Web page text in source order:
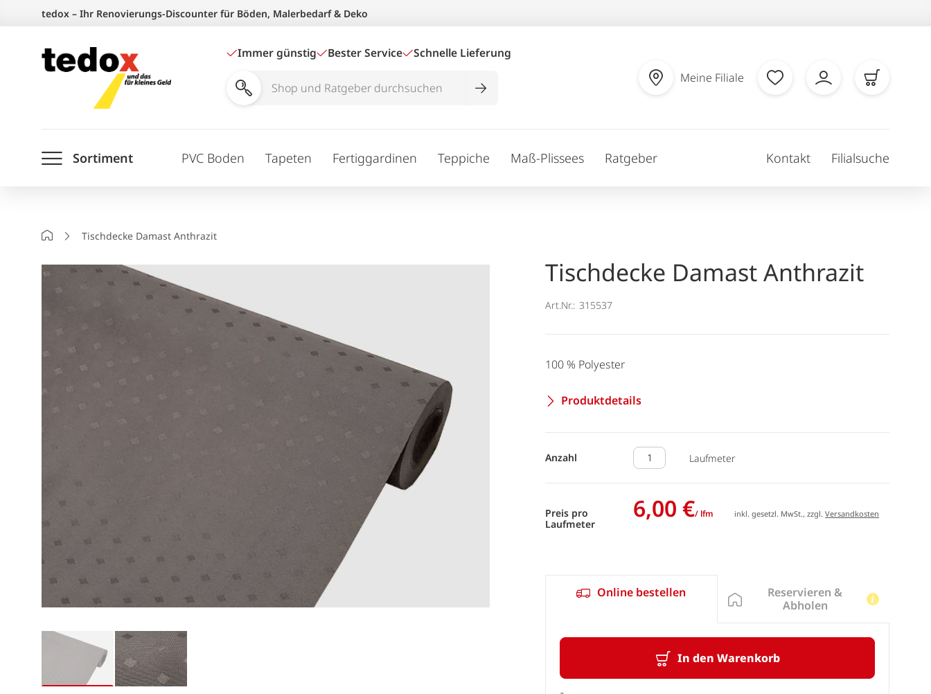
springen
tedox – Ihr Renovierungs-Discounter für Böden, Malerbedarf & Deko
Immer günstig Bester Service Schnelle Lieferung
Shop
durchsuchen
Meine Filiale
Sortiment PVC Boden Tapeten Fertiggardinen Teppiche Maß-Plissees Ratgeber Kontakt Filialsuche
StartseiteTischdecke Damast Anthrazit
Tischdecke Damast Anthrazit
Art.Nr.: 315537
100 % Polyester
Produktdetails
Anzahl Laufmeter
Preis pro
Laufmeter
6,00 €/ lfm inkl. gesetzl. MwSt., zzgl.Versandkosten
Online bestellen
In den Warenkorb
Reservieren &
Abholen